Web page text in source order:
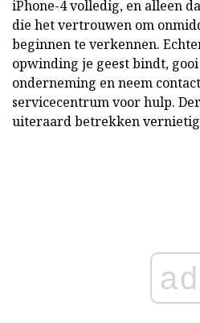
iPhone-4 volledig, en alleen
die het vertrouwen om
beginnen te verkennen.
opwinding je geest bindt,
onderneming en neem
servicecentrum voor hulp.
uiteraard betrekken
ad